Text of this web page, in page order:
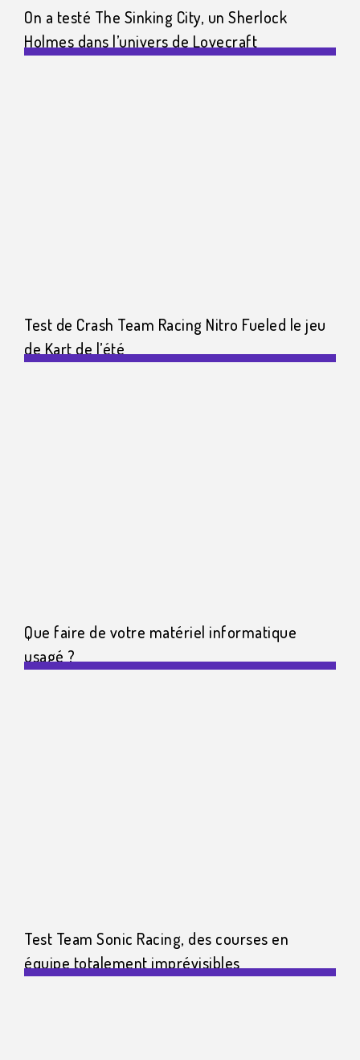
On a testé The Sinking City, un Sherlock
Holmes dans l’univers de Lovecraft
Test de Crash Team Racing Nitro Fueled le jeu
de Kart de l’été
Que faire de votre matériel informatique
usagé ?​
Test Team Sonic Racing, des courses en
équipe totalement imprévisibles